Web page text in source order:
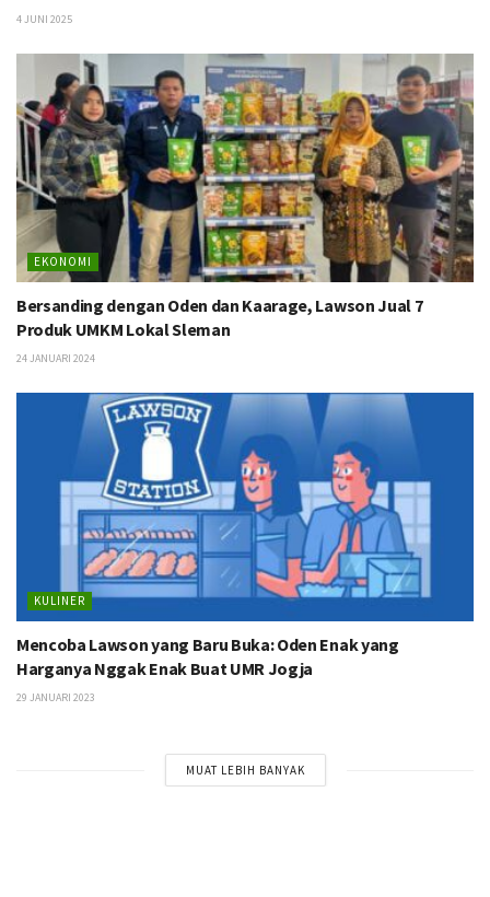
4 JUNI 2025
EKONOMI
Bersanding dengan Oden dan Kaarage, Lawson Jual 7
Produk UMKM Lokal Sleman
24 JANUARI 2024
KULINER
Mencoba Lawson yang Baru Buka: Oden Enak yang
Harganya Nggak Enak Buat UMR Jogja
29 JANUARI 2023
MUAT LEBIH BANYAK